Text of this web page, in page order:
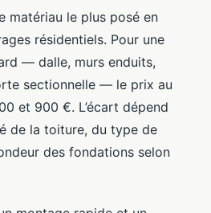
matériau le plus posé en
résidentiels. Pour une
— dalle, murs enduits,
sectionnelle — le prix au
et 900 €. L’écart dépend
de la toiture, du type de
des fondations selon